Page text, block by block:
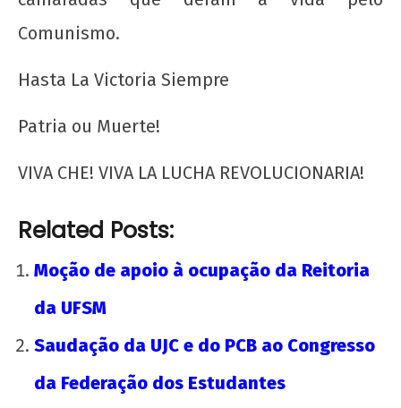
SUSPENSÃO: Pela revogação imediata do
"Novo" Ensino Médio!
outubro
wp-
UNE na luta: pela Universidade Popular e pelo
socialismo!
16 de
Comunismo.
Hasta La Victoria Siempre
Patria ou Muerte!
VIVA CHE! VIVA LA LUCHA REVOLUCIONARIA!
Related Posts:
Moção de apoio à ocupação da Reitoria
da UFSM
Saudação da UJC e do PCB ao Congresso
da Federação dos Estudantes